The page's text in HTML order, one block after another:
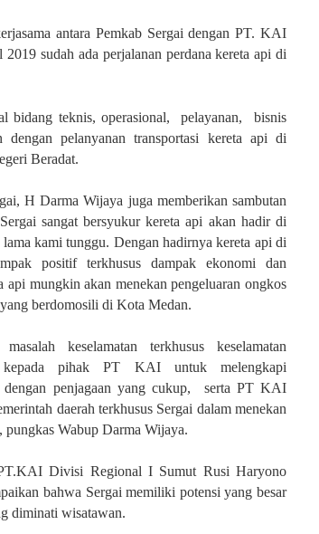
antara Pemkab Sergai dengan PT. KAI
sudah ada perjalanan perdana kereta api di
bidang teknis, operasional, pelayanan, bisnis
pelanyanan transportasi kereta api di
Beradat.
H Darma Wijaya juga memberikan sambutan
sangat bersyukur kereta api akan hadir di
kami tunggu. Dengan hadirnya kereta api di
positif terkhusus dampak ekonomi dan
api mungkin akan menekan pengeluaran ongkos
berdomosili di Kota Medan.
keselamatan terkhusus keselamatan
pihak PT KAI untuk melengkapi
dengan penjagaan yang cukup, serta PT KAI
daerah terkhusus Sergai dalam menekan
pungkas Wabup Darma Wijaya.
Divisi Regional I Sumut Rusi Haryono
bahwa Sergai memiliki potensi yang besar
diminati wisatawan.